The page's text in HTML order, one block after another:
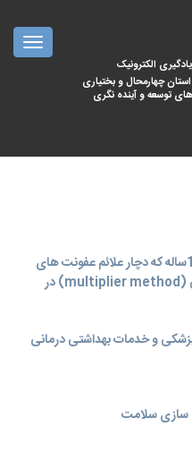
الکترونیک
چهارمحال و بختیاری
توسعه و آینده نگری
عنوان پژوهش: برآورد تعداد زنان 49-15ساله که دچار علائم عفونت های
آمیزشی هستند با استفاده از روش ضربی (multiplier method) در
پزشکی و خدمات بهداشتی درمانی
سازی سلامت